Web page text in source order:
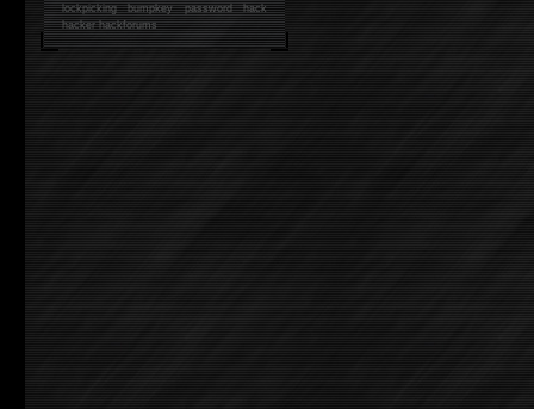
lockpicking bumpkey password hack
hackerhackforums